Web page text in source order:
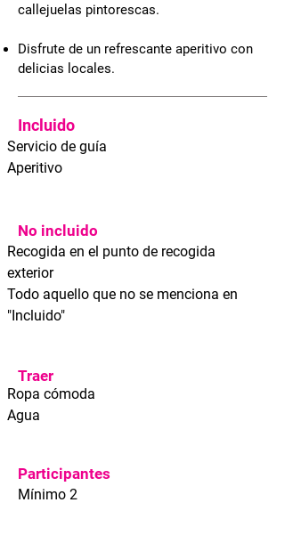
callejuelas pintorescas.
Disfrute de un refrescante aperitivo con
delicias locales.
Incluido
Servicio de guía
Aperitivo
No incluido
Recogida en el punto de recogida
exterior
Todo aquello que no se menciona en
"Incluido"
Traer
Ropa cómoda
Agua
Participantes
Mínimo 2